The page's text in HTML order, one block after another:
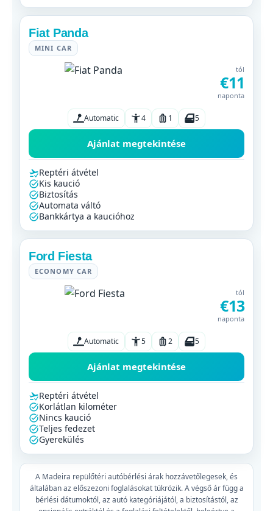
Fiat Panda
MINI CAR
tól
€11
naponta
Automatic 4 1 5
Ajánlat megtekintése
Reptéri átvétel
Kis kaució
Biztosítás
Automata váltó
Bankkártya a kaucióhoz
Ford Fiesta
ECONOMY CAR
tól
€13
naponta
Automatic 5 2 5
Ajánlat megtekintése
Reptéri átvétel
Korlátlan kilométer
Nincs kaució
Teljes fedezet
Gyerekülés
A Madeira repülőtéri autóbérlési árak hozzávetőlegesek, és
általában az előszezoni foglalásokat tükrözik. A végső ár függ a
bérlési dátumoktól, az autó kategóriájától, a biztosítástól, az